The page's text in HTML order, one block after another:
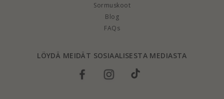
Sormuskoot
Blog
FAQs
LÖYDÄ MEIDÄT SOSIAALISESTA MEDIASTA